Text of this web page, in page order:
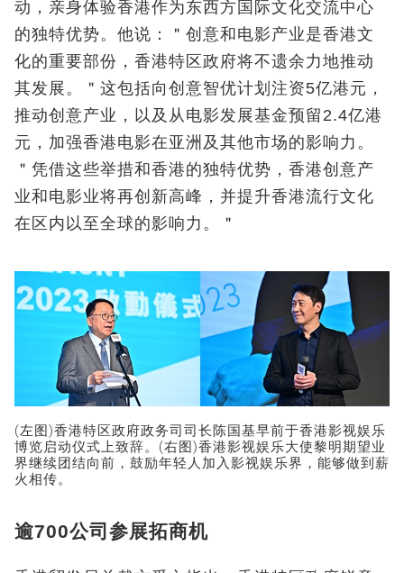
动，亲身体验香港作为东西方国际文化交流中心
的独特优势。他说：＂创意和电影产业是香港文
化的重要部份，香港特区政府将不遗余力地推动
其发展。＂这包括向创意智优计划注资5亿港元，
推动创意产业，以及从电影发展基金预留2.4亿港
元，加强香港电影在亚洲及其他市场的影响力。
＂凭借这些举措和香港的独特优势，香港创意产
业和电影业将再创新高峰，并提升香港流行文化
在区内以至全球的影响力。＂
(左图)香港特区政府政务司司长陈国基早前于香港影视娱乐
博览启动仪式上致辞。(右图)香港影视娱乐大使黎明期望业
界继续团结向前，鼓励年轻人加入影视娱乐界，能够做到薪
火相传。
逾700公司参展拓商机